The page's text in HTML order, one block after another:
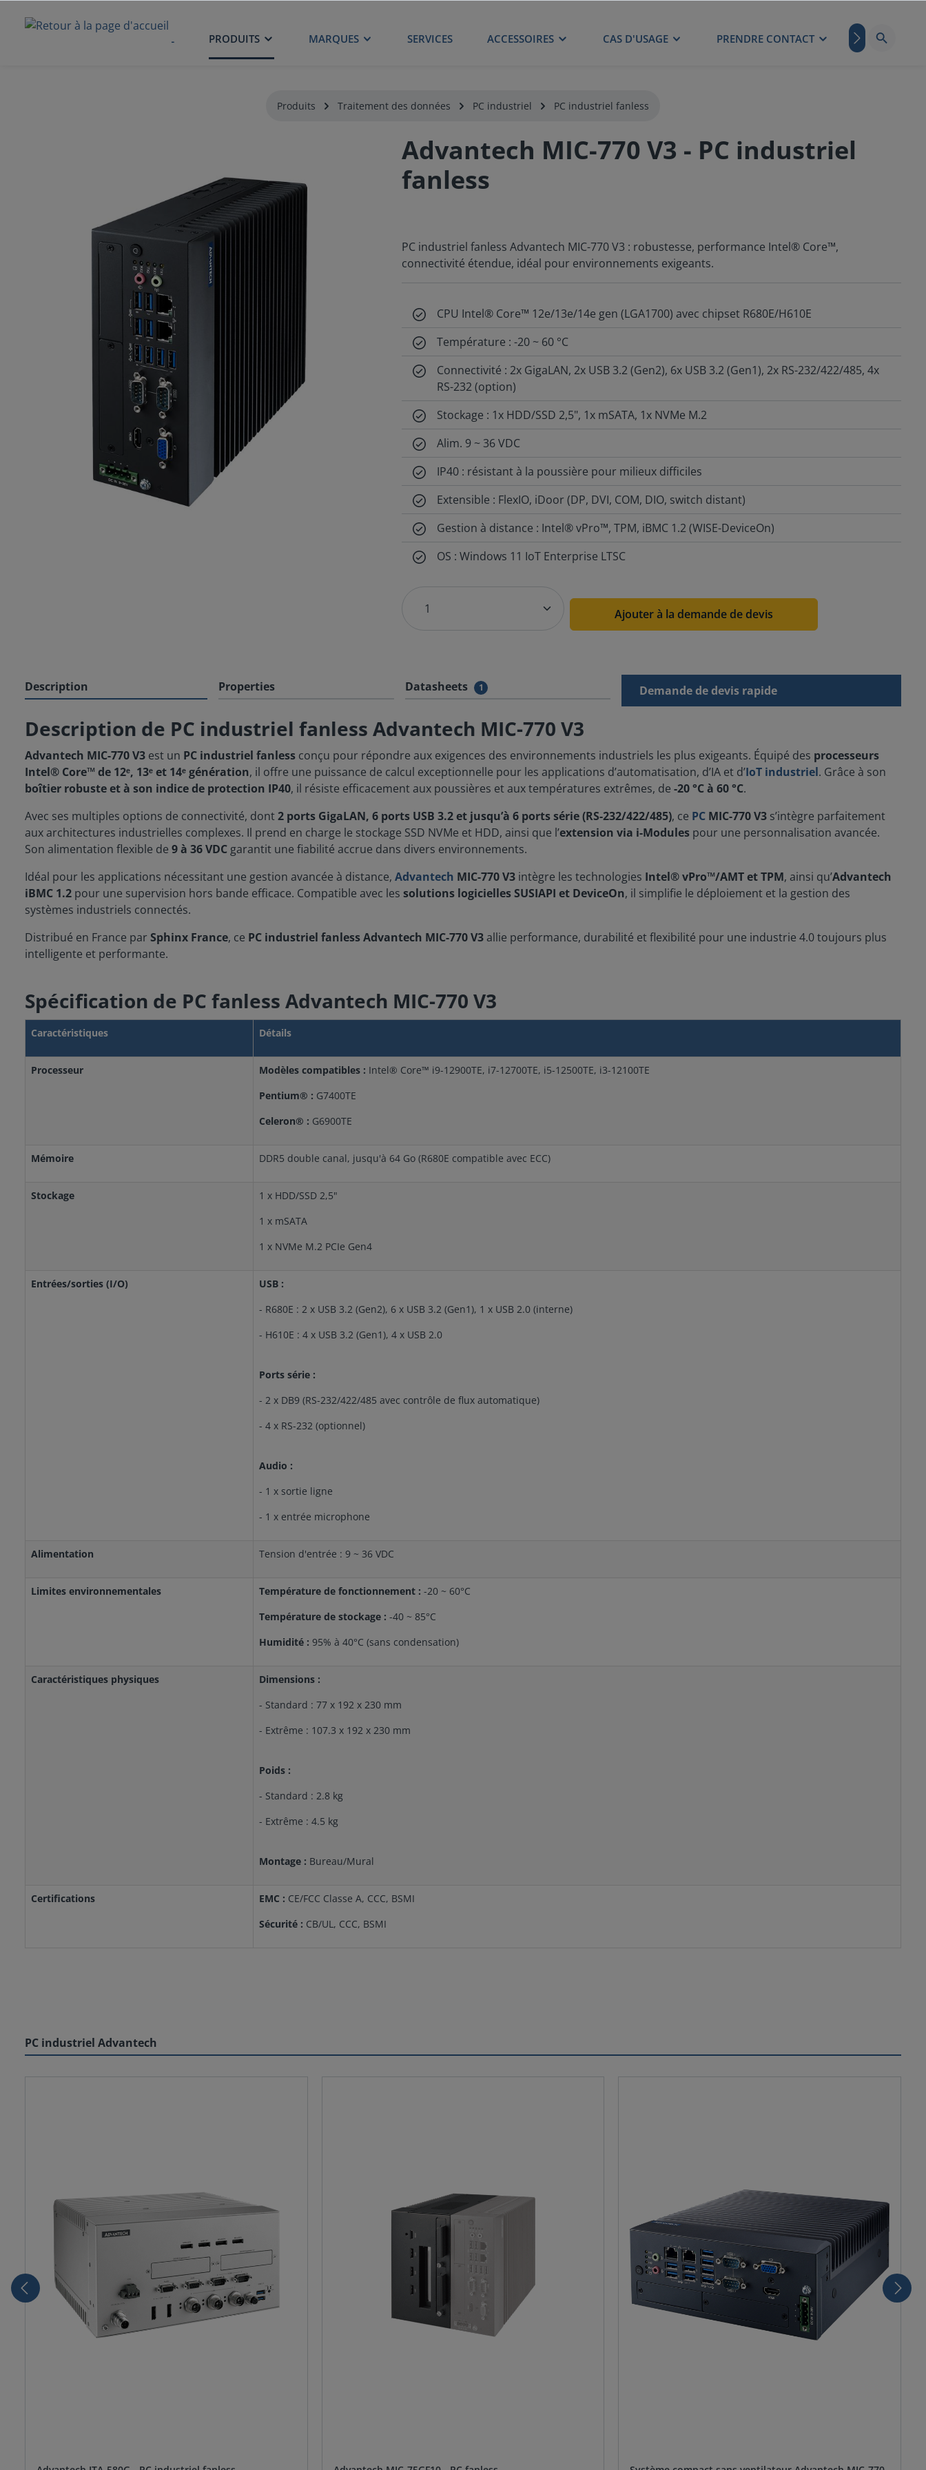
ACCUEIL PRODUITS MARQUES SERVICES ACCESSOIRES CAS D'USAGE PRENDRE CONTACT BLOG
Produits Traitement des données PC industriel PC industriel fanless
Advantech MIC-770 V3 - PC industriel
fanless
PC industriel fanless Advantech MIC-770 V3 : robustesse, performance Intel® Core™,
connectivité étendue, idéal pour environnements exigeants.
CPU Intel® Core™ 12e/13e/14e gen (LGA1700) avec chipset R680E/H610E
Température : -20 ~ 60 °C
Connectivité : 2x GigaLAN, 2x USB 3.2 (Gen2), 6x USB 3.2 (Gen1), 2x RS-232/422/485, 4x
RS-232 (option)
Stockage : 1x HDD/SSD 2,5", 1x mSATA, 1x NVMe M.2
Alim. 9 ~ 36 VDC
IP40 : résistant à la poussière pour milieux difficiles
Extensible : FlexIO, iDoor (DP, DVI, COM, DIO, switch distant)
Gestion à distance : Intel® vPro™, TPM, iBMC 1.2 (WISE-DeviceOn)
OS : Windows 11 IoT Enterprise LTSC
Ajouter à la demande de devis
Description Properties Datasheets 1 Demande de devis rapide
Description de PC industriel fanless Advantech MIC-770 V3
Advantech MIC-770 V3 est un PC industriel fanless conçu pour répondre aux exigences des environnements industriels les plus exigeants. Équipé des processeurs
Intel® Core™ de 12ᵉ, 13ᵉ et 14ᵉ génération, il offre une puissance de calcul exceptionnelle pour les applications d’automatisation, d’IA et d’IoT industriel. Grâce à son
boîtier robuste et à son indice de protection IP40, il résiste efficacement aux poussières et aux températures extrêmes, de -20 °C à 60 °C.
Avec ses multiples options de connectivité, dont2 ports GigaLAN, 6 ports USB 3.2 et jusqu’à 6 ports série (RS-232/422/485), ce PC MIC-770 V3 s’intègre parfaitement
aux architectures industrielles complexes. Il prend en charge le stockage SSD NVMe et HDD, ainsi que l’extension via i-Modules pour une personnalisation avancée.
Son alimentation flexible de 9 à 36 VDC garantit une fiabilité accrue dans divers environnements.
Idéal pour les applications nécessitant une gestion avancée à distance, Advantech MIC-770 V3 intègre les technologies Intel® vPro™/AMT et TPM, ainsi qu’Advantech
iBMC 1.2 pour une supervision hors bande efficace. Compatible avec les solutions logicielles SUSIAPI et DeviceOn, il simplifie le déploiement et la gestion des
systèmes industriels connectés.
Distribué en France par Sphinx France, ce PC industriel fanlessAdvantech MIC-770 V3allie performance, durabilité et flexibilité pour une industrie 4.0 toujours plus
intelligente et performante.
Spécification de PC fanless Advantech MIC-770 V3
Caractéristiques Détails
Processeur Modèles compatibles : Intel® Core™ i9-12900TE, i7-12700TE, i5-12500TE, i3-12100TE
Pentium® : G7400TE
Celeron® : G6900TE
Mémoire DDR5 double canal, jusqu'à 64 Go (R680E compatible avec ECC)
Stockage
1 x HDD/SSD 2,5"
1 x mSATA
1 x NVMe M.2 PCIe Gen4
Entrées/sorties (I/O)
USB :
- R680E : 2 x USB 3.2 (Gen2), 6 x USB 3.2 (Gen1), 1 x USB 2.0 (interne)
- H610E : 4 x USB 3.2 (Gen1), 4 x USB 2.0
Ports série :
- 2 x DB9 (RS-232/422/485 avec contrôle de flux automatique)
- 4 x RS-232 (optionnel)
Audio :
- 1 x sortie ligne
- 1 x entrée microphone
Alimentation Tension d'entrée : 9 ~ 36 VDC
Limites environnementales Température de fonctionnement : -20 ~ 60°C
Température de stockage : -40 ~ 85°C
Humidité : 95% à 40°C (sans condensation)
Caractéristiques physiques
Dimensions :
- Standard : 77 x 192 x 230 mm
- Extrême : 107.3 x 192 x 230 mm
Poids :
- Standard : 2.8 kg
- Extrême : 4.5 kg
Montage : Bureau/Mural
Certifications EMC : CE/FCC Classe A, CCC, BSMI
Sécurité : CB/UL, CCC, BSMI
PC industriel Advantech